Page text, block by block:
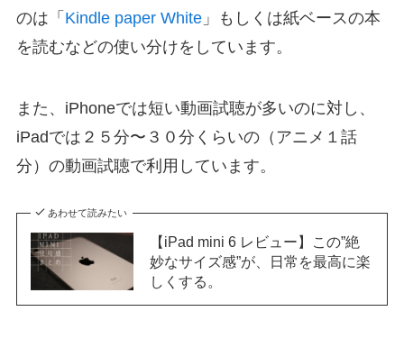
のは「 Kindle paper White」もしくは紙ベースの本
を読むなどの使い分けをしています。
また、iPhoneでは短い動画試聴が多いのに対し、
iPadでは２５分〜３０分くらいの（アニメ１話
分）の動画試聴で利用しています。
あわせて読みたい
【iPad mini 6 レビュー】この”絶
妙なサイズ感”が、日常を最高に楽
しくする。